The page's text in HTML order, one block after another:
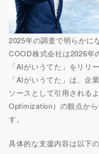
2025年の調査で明らかに
COOD株式会社は2026年
「AIがいうてた」をリリ
「AIがいうてた」は、企
ソースとして引用される
Optimization）の観点か
す。
具体的な支援内容は以下の